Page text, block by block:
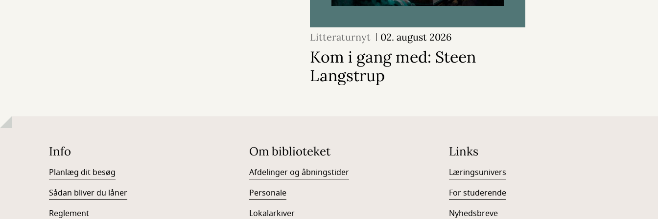
Litteraturnyt 02. august 2026
Kom i gang med: Steen
Langstrup
Info
Planlæg dit besøg
Sådan bliver du låner
Reglement
Om biblioteket
Afdelinger og åbningstider
Personale
Lokalarkiver
Links
Læringsunivers
For studerende
Nyhedsbreve